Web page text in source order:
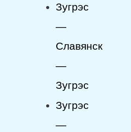
Зугрэс
—
Славянск
—
Зугрэс
Зугрэс
—